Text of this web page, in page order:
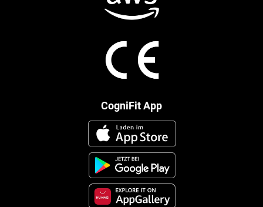
CogniFit App